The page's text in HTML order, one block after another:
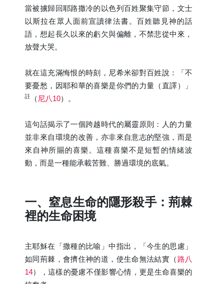
當被擄歸回耶路撒冷的以色列百姓聚集守節，文士
以斯拉在眾人面前宣讀律法書。百姓聽見神的話
語，想起長久以來的虧欠與偏離，不禁悲從中來，
放聲大哭。
就在這充滿悔恨的時刻，尼希米卻對百姓說：「不
要憂愁，因耶和華的喜樂是你們的力量（直譯）」
註 （ 尼八10）。
這句話揭示了一個跨越時代的屬靈原則：人的力量
並非來自環境的改善，亦非來自意志的堅強，而是
來自神所賜的喜樂。這種喜樂不是短暫的情緒波
動，而是一種能承載苦難、勝過環境的底氣。
一、窒息生命的隱形殺手：荊棘
裡的生命困境
主耶穌在「撒種的比喻」中指出，「今生的思慮」
如同荊棘，會擠住神的道，使生命無法結實（ 路八
14），這樣的憂慮不僅影響心情，更是生命喜樂的